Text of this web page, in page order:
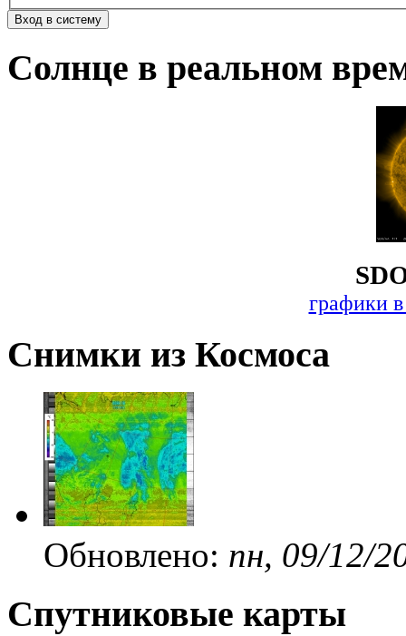
Солнце в реальном
графики
Снимки из Космоса
Обновлено: пн, 09/12/
Спутниковые карты